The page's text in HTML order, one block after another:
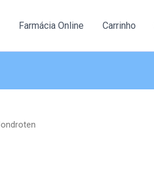
Farmácia Online Carrinho